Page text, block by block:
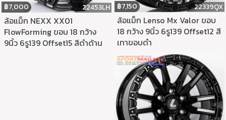
฿7,000 22453LH
ล้อแม็ก NEXX XX01
FlowForming ขอบ 18 กว้าง
9นิ้ว 6รู139 Offset15 สีดำด้าน
฿7,150 22339QX
ล้อแม็ก Lenso Mx Valor ขอบ
18 กว้าง 9นิ้ว 6รู139 Offset12 สี
เทาขอบดำ